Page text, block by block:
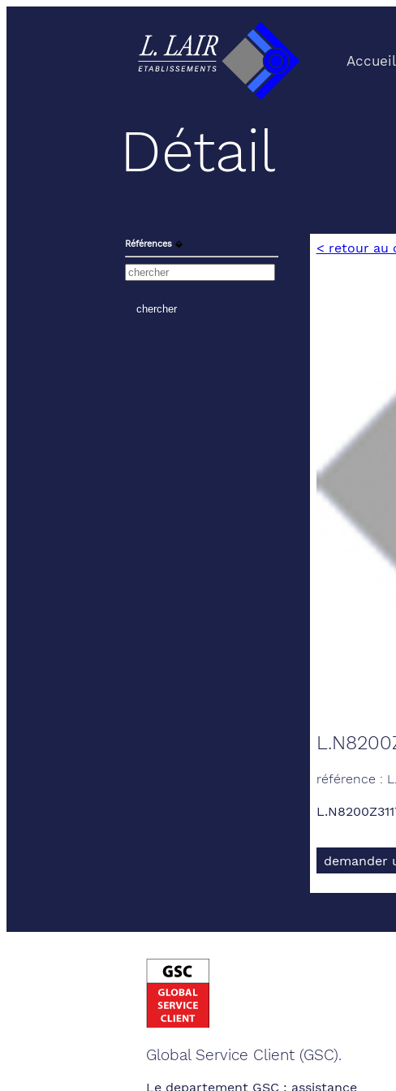
Accueil
Détail
Références ⬙ < retour au
référence :
demander
Global Service Client (GSC).
Le departement GSC : assistance